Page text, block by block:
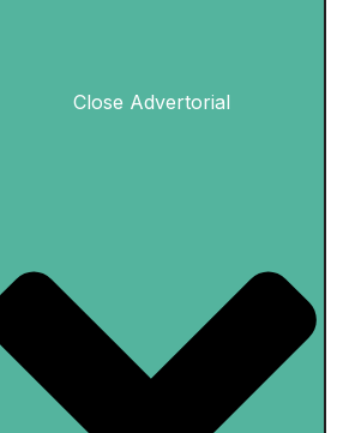
Close Advertorial